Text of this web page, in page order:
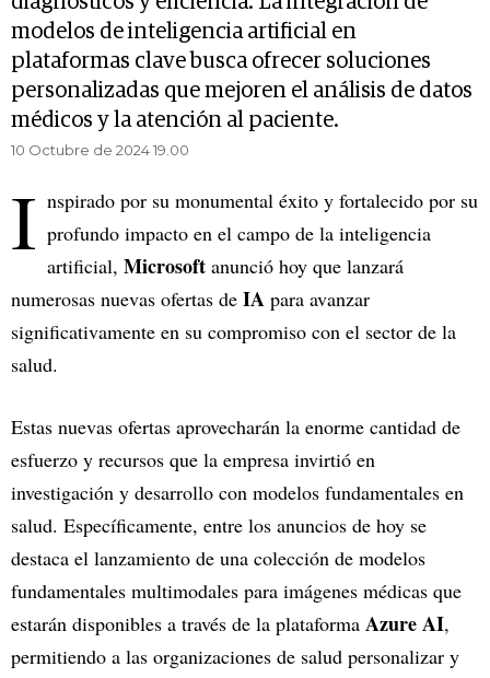
modelos de inteligencia artificial en
plataformas clave busca ofrecer soluciones
personalizadas que mejoren el análisis de datos
médicos y la atención al paciente.
10 Octubre de 2024 19.00
I nspirado por su monumental éxito y fortalecido por su
profundo impacto en el campo de la inteligencia
artificial, Microsoft anunció hoy que lanzará
numerosas nuevas ofertas de IA para avanzar
significativamente en su compromiso con el sector de la
salud.
Estas nuevas ofertas aprovecharán la enorme cantidad de
esfuerzo y recursos que la empresa invirtió en
investigación y desarrollo con modelos fundamentales en
salud. Específicamente, entre los anuncios de hoy se
destaca el lanzamiento de una colección de modelos
fundamentales multimodales para imágenes médicas que
estarán disponibles a través de la plataforma Azure AI,
permitiendo a las organizaciones de salud personalizar y